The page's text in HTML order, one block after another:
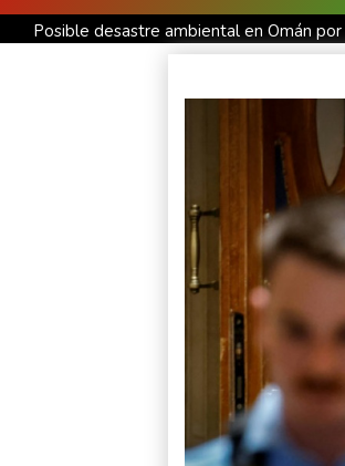
Posible desastre ambiental en Omán
Alemania alerta sobre "nueva
Debilitado, Infantino organiza reunión de
Debilitado, Infantino organizó reunión de